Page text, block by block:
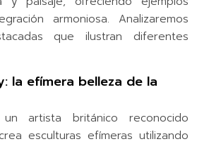
armoniosa. Analizaremos
que ilustran diferentes
la efímera belleza de la
un artista británico reconocido
esculturas efímeras utilizando